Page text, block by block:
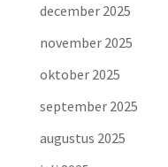
december 2025
november 2025
oktober 2025
september 2025
augustus 2025